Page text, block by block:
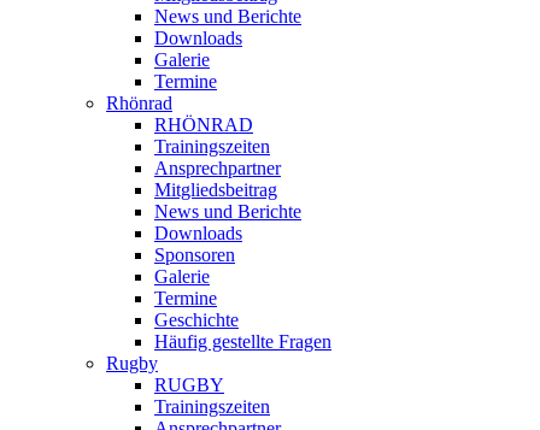
News und Berichte
Downloads
Galerie
Termine
Rhönrad
RHÖNRAD
Trainingszeiten
Ansprechpartner
Mitgliedsbeitrag
News und Berichte
Downloads
Sponsoren
Galerie
Termine
Geschichte
Häufig gestellte Fragen
Rugby
RUGBY
Trainingszeiten